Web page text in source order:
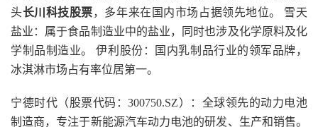
头长川科技股票，多年来在国内市场占据领先地位。 雪天
盐业：属于食品制造业中的盐业，同时也涉及化学原料及化
学制品制造业。 伊利股份：国内乳制品行业的领军品牌，
冰淇淋市场占有率位居第一。
宁德时代（股票代码：300750.SZ）：全球领先的动力电池
制造商，专注于新能源汽车动力电池的研发、生产和销售。